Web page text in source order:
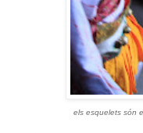
els esquelets són